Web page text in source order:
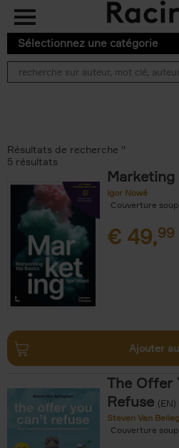
Aller au contenu principal
Sélectionnez une catégorie
Résultats de recherche ''
5 résultats
Marketing
Igor Nowé
Couverture
€ 49,99
Ajouter
The Offer
Refuse (EN)
Steven Van
Couverture